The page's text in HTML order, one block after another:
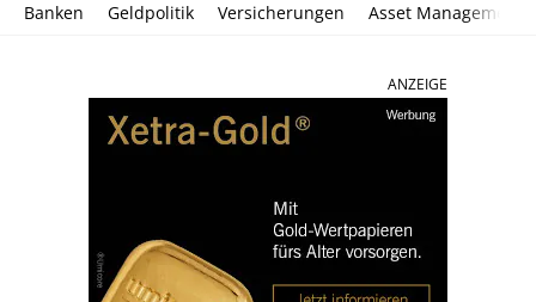
Banken Geldpolitik Versicherungen Asset Management
ANZEIGE